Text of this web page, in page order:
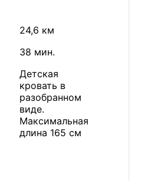
24,6 км
38 мин.
Детская
кровать в
разобранном
виде.
Максимальная
длина 165 см